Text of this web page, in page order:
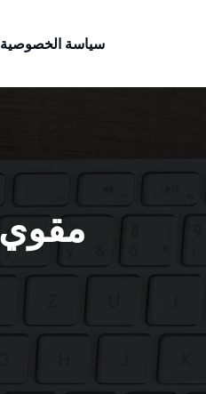
سياسة الخصوصية